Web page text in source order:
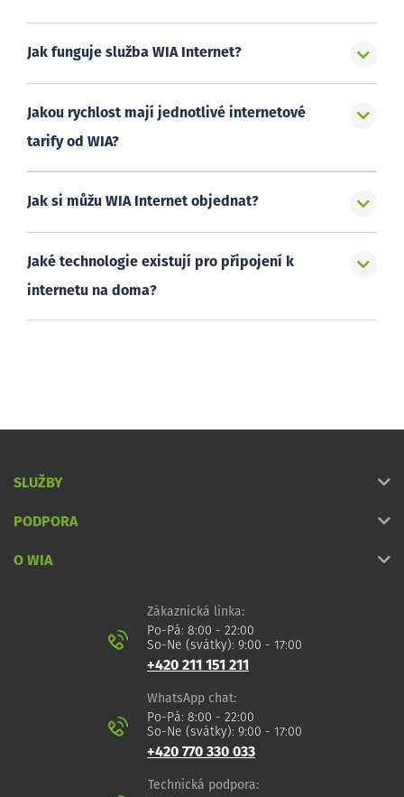
Jak funguje služba WIA Internet?
Jakou rychlost mají jednotlivé internetové
tarify od WIA?
Jak si můžu WIA Internet objednat?
Jaké technologie existují pro připojení k
internetu na doma?
SLUŽBY
PODPORA
O WIA
Zákaznická linka:
Po-Pá: 8:00 - 22:00
So-Ne (svátky): 9:00 - 17:00
+420 211 151 211
WhatsApp chat:
Po-Pá: 8:00 - 22:00
So-Ne (svátky): 9:00 - 17:00
+420 770 330 033
Technická podpora: